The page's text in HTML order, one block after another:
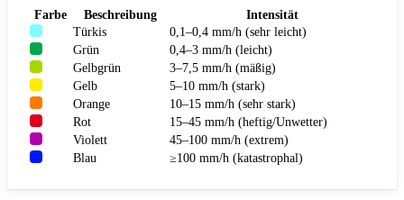
Farbe Beschreibung
Intensität
Türkis
0,1–0,4 mm/h (sehr leicht)
Grün
0,4–3 mm/h (leicht)
Gelbgrün
3–7,5 mm/h (mäßig)
Gelb
5–10 mm/h (stark)
Orange
10–15 mm/h (sehr stark)
Rot
15–45 mm/h (heftig/Unwetter)
Violett
45–100 mm/h (extrem)
Blau
≥100 mm/h (katastrophal)